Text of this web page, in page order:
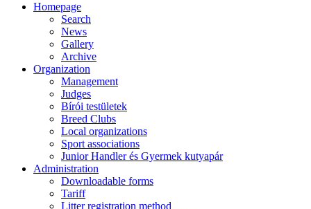
Homepage
Search
News
Gallery
Archive
Organization
Management
Judges
Bírói testületek
Breed Clubs
Local organizations
Sport associations
Junior Handler és Gyermek kutyapár
Administration
Downloadable forms
Tariff
Litter registration method